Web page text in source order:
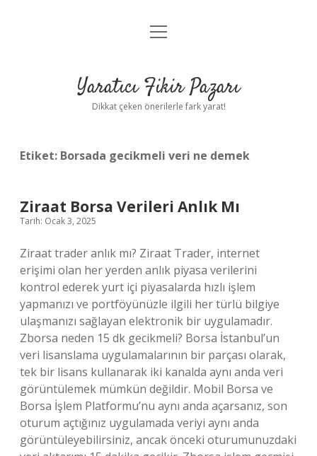
Anasayfa
Yasal Uyarı
menüyü
Yaratıcı Fikir Pazarı
Dikkat çeken önerilerle fark yarat!
Etiket: Borsada gecikmeli veri ne demek
Ziraat Borsa Verileri Anlık Mı
Tarih: Ocak 3, 2025
Ziraat trader anlık mı? Ziraat Trader, internet
erişimi olan her yerden anlık piyasa verilerini
kontrol ederek yurt içi piyasalarda hızlı işlem
yapmanızı ve portföyünüzle ilgili her türlü bilgiye
ulaşmanızı sağlayan elektronik bir uygulamadır.
Zborsa neden 15 dk gecikmeli? Borsa İstanbul’un
veri lisanslama uygulamalarının bir parçası olarak,
tek bir lisans kullanarak iki kanalda aynı anda veri
görüntülemek mümkün değildir. Mobil Borsa ve
Borsa İşlem Platformu’nu aynı anda açarsanız, son
oturum açtığınız uygulamada veriyi aynı anda
görüntüleyebilirsiniz, ancak önceki oturumunuzdaki